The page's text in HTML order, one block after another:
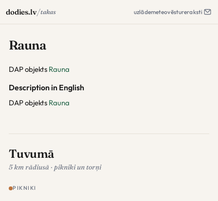
dodies.lv/takas uzlādemeteovēstureraksti
Rauna
DAP objekts Rauna
Description in English
DAP objekts Rauna
Tuvumā
5 km rādiusā · pikniki un torņi
PIKNIKI